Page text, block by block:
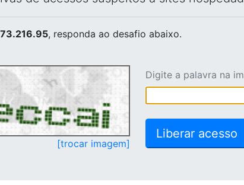
, responda ao desafio abaixo.
[trocar imagem]
Digite a palavra na